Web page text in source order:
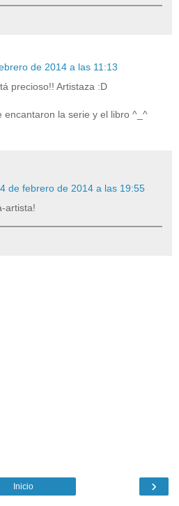
de 2014 a las 11:13
precioso!! Artistaza :D
encantaron la serie y el libro ^_^
4 de febrero de 2014 a las 19:55
artista!
›
Inicio